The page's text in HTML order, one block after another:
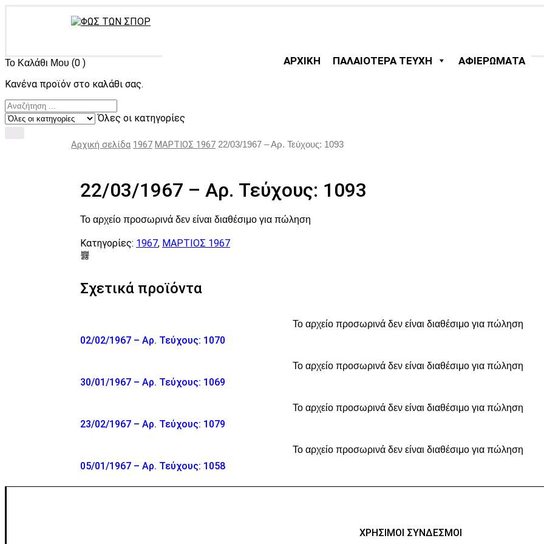
ΑΡΧΙΚΗ ΠΑΛΑΙΟΤΕΡΑ ΤΕΥΧΗ ΑΦΙΕΡΩΜΑΤΑ
Το Καλάθι Μου (0 )
Κανένα προϊόν στο καλάθι σας.
Όλες οι κατηγορίες
Αρχική σελίδα 1967 ΜΑΡΤΙΟΣ 1967 22/03/1967 – Αρ. Τεύχους: 1093
22/03/1967 – Αρ. Τεύχους: 1093
Το αρχείο προσωρινά δεν είναι διαθέσιμο για πώληση
Κατηγορίες: 1967, ΜΑΡΤΙΟΣ 1967
Σχετικά προϊόντα
Το αρχείο προσωρινά δεν είναι διαθέσιμο για πώληση
02/02/1967 – Αρ. Τεύχους: 1070
Το αρχείο προσωρινά δεν είναι διαθέσιμο για πώληση
30/01/1967 – Αρ. Τεύχους: 1069
Το αρχείο προσωρινά δεν είναι διαθέσιμο για πώληση
23/02/1967 – Αρ. Τεύχους: 1079
Το αρχείο προσωρινά δεν είναι διαθέσιμο για πώληση
05/01/1967 – Αρ. Τεύχους: 1058
ΧΡΗΣΙΜΟΙ ΣΥΝΔΕΣΜΟΙ